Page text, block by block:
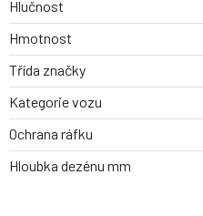
Hlučnost
Hmotnost
Třída značky
Kategorie vozu
Ochrana ráfku
Hloubka dezénu mm